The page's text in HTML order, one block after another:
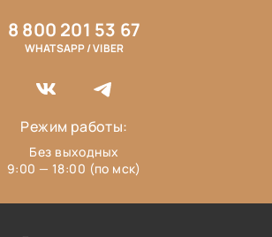
8 800 201 53 67
WHATSAPP / VIBER
Режим работы:
Без выходных
9:00 — 18:00 (по мск)